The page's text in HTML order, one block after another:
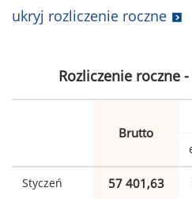
ukryj rozliczenie roczne
Rozliczenie roczne
Brutto
Styczeń 57 401,63